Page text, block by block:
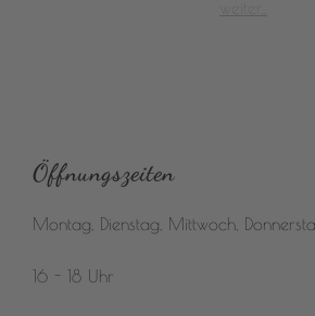
Öffnungszeiten
Montag, Dienstag, Mittwoch,
16 - 18 Uhr